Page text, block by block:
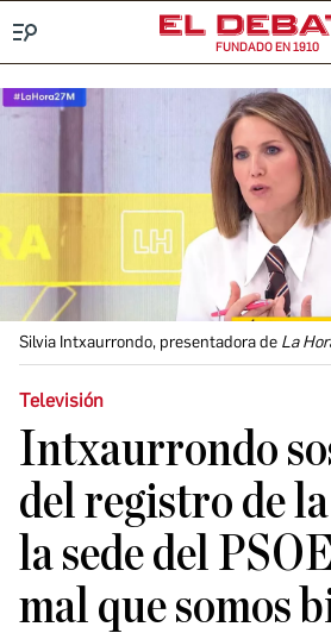
FUNDADO EN 1910
Silvia Intxaurrondo, presentadora de La
Televisión
Intxaurrondo
del registro de
la sede del
mal que somos